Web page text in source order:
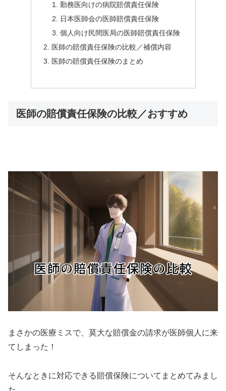
勤務医向けの病院賠償責任保険
日本医師会の医師賠償責任保険
個人向け民間医局の医師賠償責任保険
医師の賠償責任保険の比較／補償内容
医師の賠償責任保険のまとめ
医師の賠償責任保険の比較／おすすめ
まさかの医療ミスで、莫大な賠償金の請求が医師個人に来
てしまった！
そんなときに対応できる賠償保険についてまとめてみまし